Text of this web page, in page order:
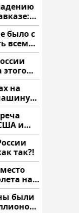
было с
всем
на
и
так?!
на
были